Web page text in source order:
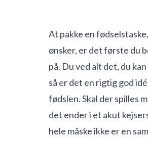
At pakke en
ønsker, er det første du
på. Du ved alt det, du
så er det en rigtig god
fødslen. Skal der spilles
det ender i et akut
hele måske ikke er en